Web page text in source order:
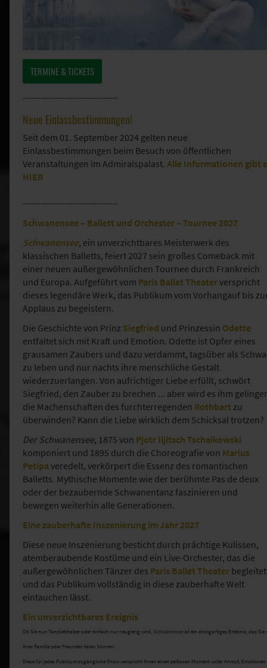
TERMINE & TICKETS
--------------------------------
Neue Einlassbestimmungen!
Seit dem 01. September 2024 gelten neue
Einlassbestimmungen beim Besuch von öffentlichen
Veranstaltungen im Admiralspalast. Alle Informationen gibt
HIER
--------------------------------
Schwanensee – Ballett und Orchester – Tournee 2027
Schwanensee, ein unverzichtbares Meisterwerk des
klassischen Balletts, feiert 2027 sein großes Comeback mit
einer neuen außergewöhnlichen Tournee durch Frankreich
und Europa. Aufgeführt vom Paris Ballet Theaterverspricht
dieses legendäre Werk, das Publikum vom Vorhangauf bis
Applaus zu begeistern.
Die Geschichte von Prinz Siegfried und Prinzessin Odette
entfaltet sich mit Kraft und Emotion. Odette ist Opfer eines
grausamen Zaubers und dazu verdammt, tagsüber als
zu leben und nur nachts ihre menschliche Gestalt
wiederzuerlangen. Von aufrichtiger Liebe erfüllt, schwört
Siegfried, den Zauber zu brechen ... aber wird es ihm
die Machenschaften des furchterregenden Rothbart zu
überwinden? Kann die Liebe wirklich dem Schicksal trotzen?
Der Schwanensee, 1875 von Pjotr Iljitsch Tschaikowski
komponiert und 1895 durch die Choreografie von Marius
Petipa veredelt, verkörpert die Essenz des romantischen
Balletts. Mythische Momente wie der berühmte Pas de deux
oder der bezaubernde Schwanentanz faszinieren und
bewegen weiterhin alle Generationen.
Eine zauberhafte Inszenierung im Jahr 2027
Diese neue Inszenierung besticht durch prächtige Kulissen,
atemberaubende Kostüme und ein Live-Orchester, das die
außergewöhnlichen Tänzer des Paris Ballet Theater begleitet
und das Publikum vollständig in diese zauberhafte Welt
eintauchen lässt.
Ein unverzichtbares Ereignis
Ob Sie nun Tanzliebhaber oder einfach nur neugierig sind, Schwanenseeist ein einzigartiges Erlebnis, das Sie
Ihrer Familie oder Freunden teilen können.
Diese für jedes Publikum zugängliche Show verspricht Ihnen einen zeitlosen Moment voller Anmut, Emotionen